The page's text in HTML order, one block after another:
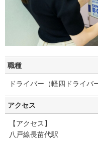
職種
ドライバー（軽四ドライバ
アクセス
【アクセス】
八戸線長苗代駅